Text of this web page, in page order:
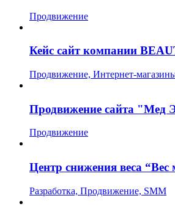
Продвижение
Кейс сайт компании
Продвижение, Интернет-
Продвижение сайта "Мед
Продвижение
Центр снижения веса “Вес
Разработка, Продвижение, SMM